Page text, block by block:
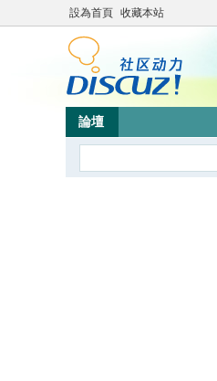
設為首頁 收藏本站
論壇